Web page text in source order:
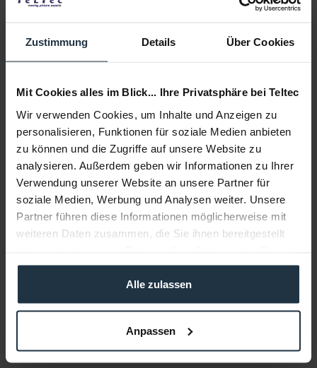
Zustimmung Details Über Cookies
Mit Cookies alles im Blick... Ihre Privatsphäre bei Teltec
Wir verwenden Cookies, um Inhalte und Anzeigen zu
personalisieren, Funktionen für soziale Medien anbieten
zu können und die Zugriffe auf unsere Website zu
analysieren. Außerdem geben wir Informationen zu Ihrer
Verwendung unserer Website an unsere Partner für
soziale Medien, Werbung und Analysen weiter. Unsere
Partner führen diese Informationen möglicherweise mit
weiteren Daten zusammen, die Sie ihnen bereitgestellt
gesammelt haben.
Alle zulassen
Anpassen